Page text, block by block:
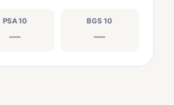
PSA 10
—
BGS 10
—